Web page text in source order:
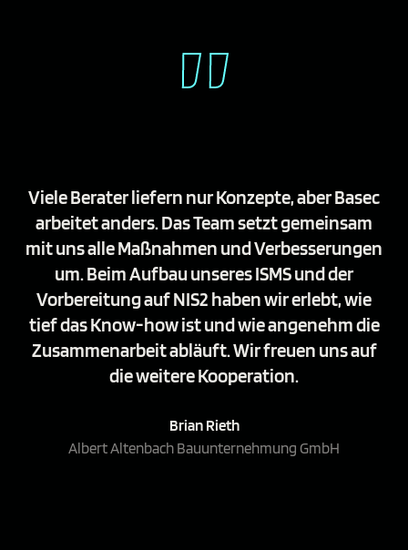
”
Viele Berater liefern nur Konzepte, aber Basec
arbeitet anders. Das Team setzt gemeinsam
mit uns alle Maßnahmen und Verbesserungen
um. Beim Aufbau unseres ISMS und der
Vorbereitung auf NIS2 haben wir erlebt, wie
tief das Know-how ist und wie angenehm die
Zusammenarbeit abläuft. Wir freuen uns auf
die weitere Kooperation.
Brian Rieth
Albert Altenbach Bauunternehmung GmbH